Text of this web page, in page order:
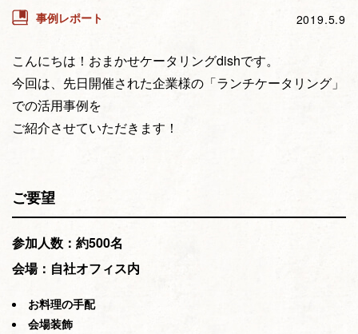
事例レポート 2019.5.9
こんにちは！おまかせケータリングdishです。
今回は、先日開催された企業様の「ランチケータリング」
での活用事例を
ご紹介させていただきます！
ご要望
参加人数：約500名
会場：自社オフィス内
お料理の手配
会場装飾